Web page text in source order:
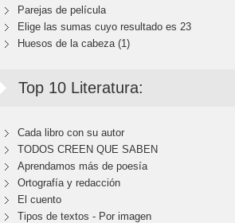
Parejas de película
Elige las sumas cuyo resultado es 23
Huesos de la cabeza (1)
Top 10 Literatura:
Cada libro con su autor
TODOS CREEN QUE SABEN
Aprendamos más de poesía
Ortografía y redacción
El cuento
Tipos de textos - Por imagen